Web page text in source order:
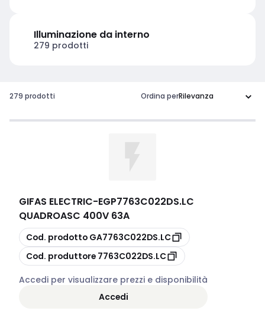
Illuminazione da interno
279 prodotti
279 prodotti Ordina per
GIFAS ELECTRIC-EGP7763C022DS.LC
QUADROASC 400V 63A
copia
Cod. prodotto GA7763C022DS.LC
copia
Cod. produttore 7763C022DS.LC
Accedi per visualizzare prezzi e disponibilità
Accedi